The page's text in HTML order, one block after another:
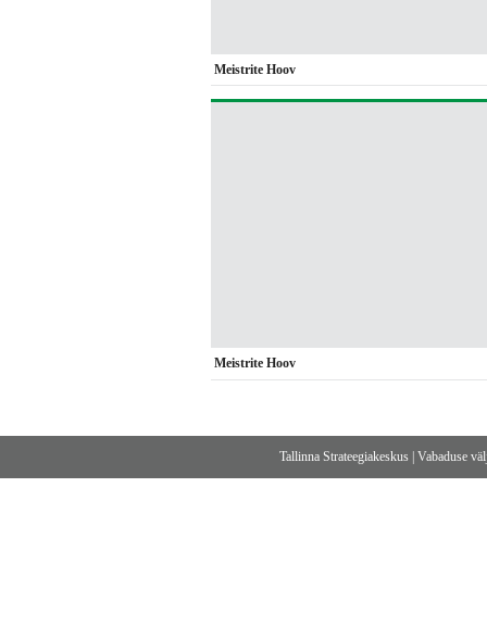
Meistrite Hoov
Meistrite Hoov
Tallinna Strateegiakeskus Vabaduse